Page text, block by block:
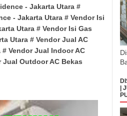
- Jakarta Utara #
- Jakarta Utara # Vendor Isi
Utara # Vendor Isi Gas
Utara # Vendor Jual AC
# Vendor Jual Indoor AC
Jual Outdoor AC Bekas
|